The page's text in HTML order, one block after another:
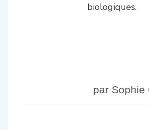
biologiques.
par Sophie